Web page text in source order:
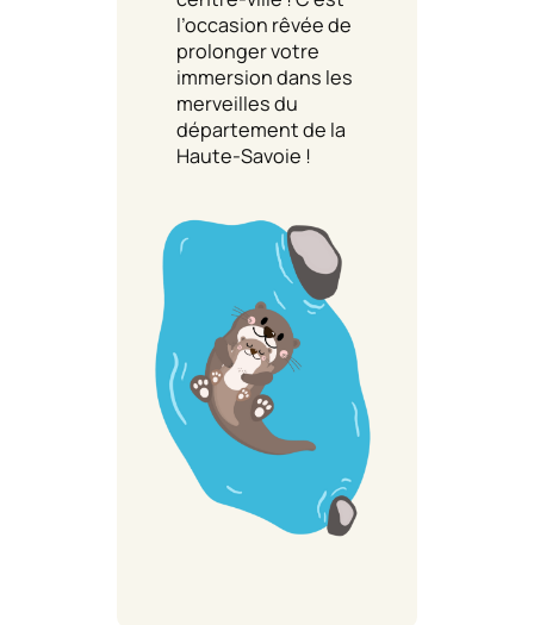
l’occasion rêvée de
prolonger votre
immersion dans les
merveilles du
département de la
Haute-Savoie !